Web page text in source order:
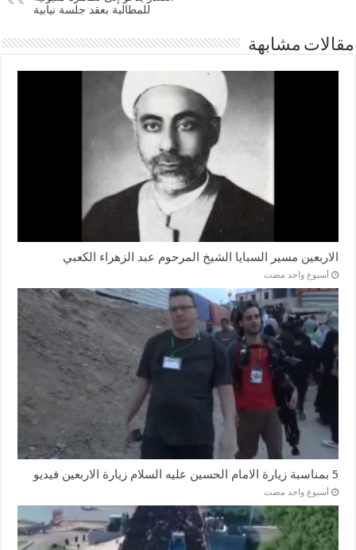
للمطالبة بعقد جلسة نيابية
مقالات مشابهة
الاربعين مسير السبايا الشيخ المرحوم عبد الزهراء الكعبي
‏أسبوع واحد مضت
5 بمناسبة زيارة الامام الحسين عليه السلام زيارة الاربعين فيديو
‏أسبوع واحد مضت